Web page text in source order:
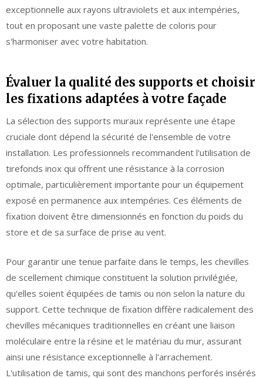
exceptionnelle aux rayons ultraviolets et aux intempéries,
tout en proposant une vaste palette de coloris pour
s'harmoniser avec votre habitation.
Évaluer la qualité des supports et choisir
les fixations adaptées à votre façade
La sélection des supports muraux représente une étape
cruciale dont dépend la sécurité de l'ensemble de votre
installation. Les professionnels recommandent l'utilisation de
tirefonds inox qui offrent une résistance à la corrosion
optimale, particulièrement importante pour un équipement
exposé en permanence aux intempéries. Ces éléments de
fixation doivent être dimensionnés en fonction du poids du
store et de sa surface de prise au vent.
Pour garantir une tenue parfaite dans le temps, les chevilles
de scellement chimique constituent la solution privilégiée,
qu'elles soient équipées de tamis ou non selon la nature du
support. Cette technique de fixation diffère radicalement des
chevilles mécaniques traditionnelles en créant une liaison
moléculaire entre la résine et le matériau du mur, assurant
ainsi une résistance exceptionnelle à l'arrachement.
L'utilisation de tamis, qui sont des manchons perforés insérés